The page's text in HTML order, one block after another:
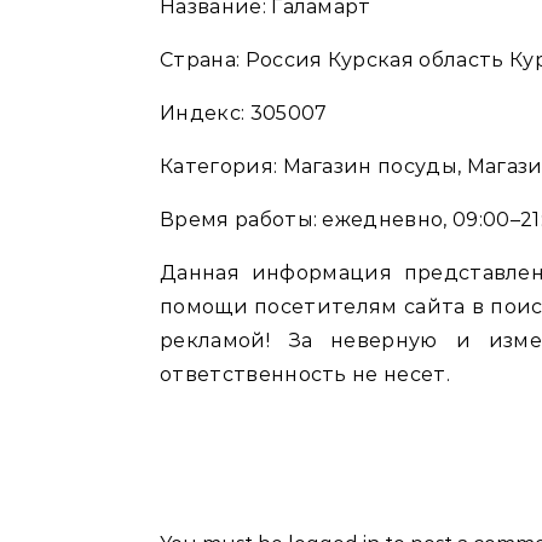
Название: Галамарт
Страна: Россия Курская область
Индекс: 305007
Категория: Магазин посуды,
Время работы: ежедневно,
Данная информация
помощи посетителям сайта в
рекламой! За неверную и
ответственность не несет.